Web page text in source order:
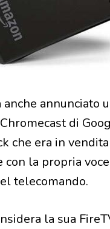
anche annunciato
di
che era in
con la propria
telecomando.
la sua